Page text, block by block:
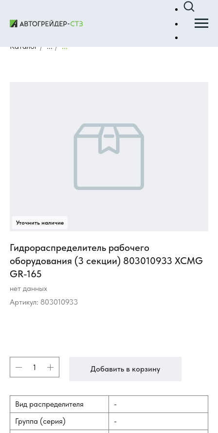
Каталог / ... / ...
Гидрораспределитель рабочего
оборудования (3 секции) 803010933 XCMG
GR-165
нет данных
Артикул: 803010933
Добавить в корзину
Вид распределителя
-
Группа (серия)
-